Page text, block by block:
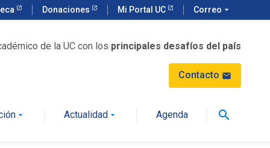
Donaciones Mi Portal UC Correo arrow_drop_down
de la UC con los principales desafíos del país
Contacto mail
arrow_drop_down Actualidad arrow_drop_down Agenda search